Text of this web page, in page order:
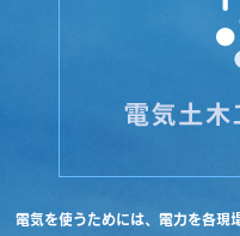
電気を使うためには、電力を各現